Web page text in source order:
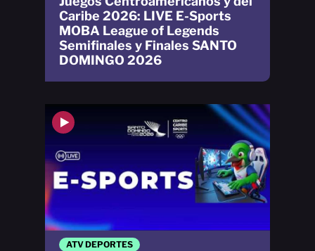
ATV DEPORTES
Caribe 2026: LIVE E-Sports
MOBA League of Legends
Semifinales y Finales SANTO
DOMINGO 2026